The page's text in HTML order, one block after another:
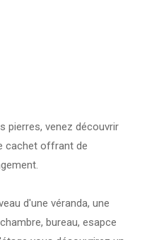
pierres, venez découvrir
cachet offrant de
d'une véranda, une
bureau, esapce